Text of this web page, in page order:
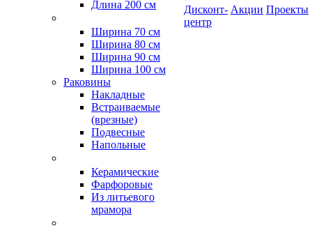
Длина 200 см
Ширина 70 см
Ширина 80 см
Ширина 90 см
Ширина 100 см
Раковины
Накладные
Встраиваемые
(врезные)
Подвесные
Напольные
Керамические
Фарфоровые
Из литьевого
мрамора
Дисконт-
центр
Акции Проекты